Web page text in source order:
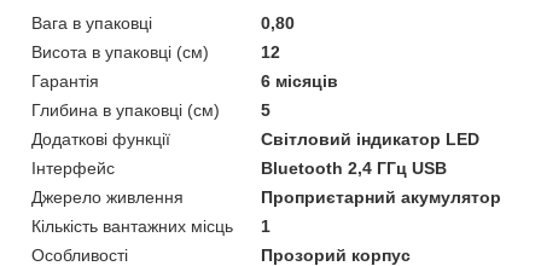
Вага в упаковці
0,80
Висота в упаковці (см)
12
Гарантія
6 місяців
Глибина в упаковці (см)
5
Додаткові функції
Світловий індикатор LED
Інтерфейс
Bluetooth 2,4 ГГц USB
Джерело живлення
Проприєтарний акумулятор
Кількість вантажних місць
1
Особливості
Прозорий корпус